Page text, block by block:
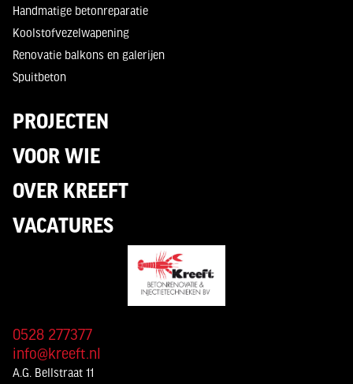
Handmatige betonreparatie
Koolstofvezelwapening
Renovatie balkons en galerijen
Spuitbeton
PROJECTEN
VOOR WIE
OVER KREEFT
VACATURES
0528 277377
info@kreeft.nl
A.G. Bellstraat 11